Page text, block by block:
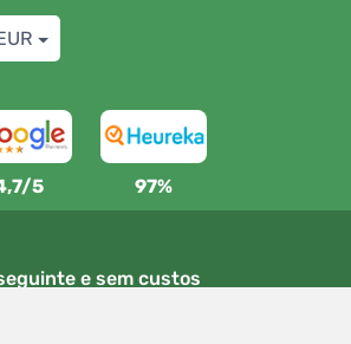
5 97%
e sem custos
encomendas superiores a 80 EUR